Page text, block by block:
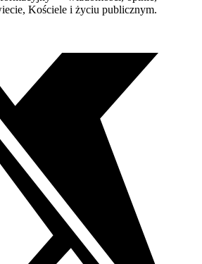
Kościele i życiu publicznym.